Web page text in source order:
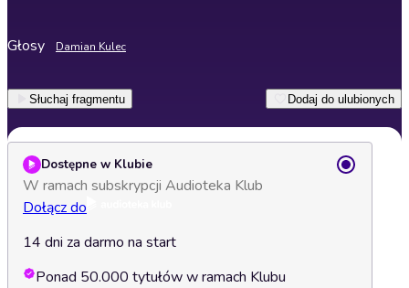
Głosy Damian Kulec
Słuchaj fragmentu Dodaj do ulubionych
Dostępne w Klubie
W ramach subskrypcji Audioteka Klub
Dołącz do
14 dni za darmo na start
Ponad 50.000 tytułów w ramach Klubu